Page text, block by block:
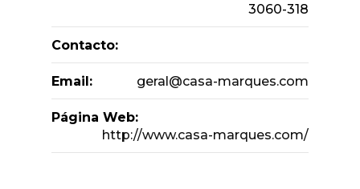
3060-318
Contacto:
Email: geral@casa-marques.com
Página Web:
http://www.casa-marques.com/